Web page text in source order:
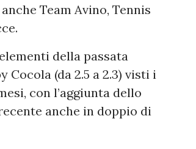
Team Avino, Tennis
della passata
Cocola (da 2.5 a 2.3) visti i
con l’aggiunta dello
anche in doppio di